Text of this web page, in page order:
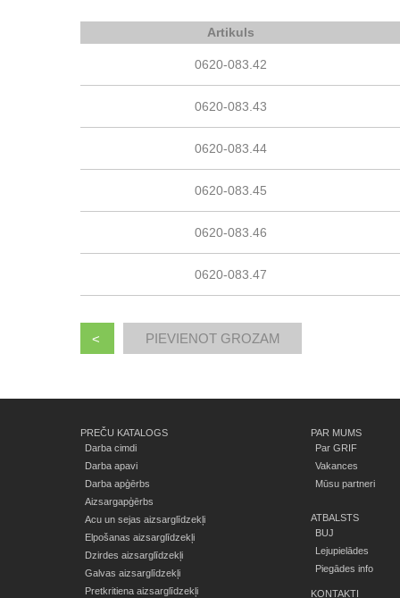
Artikuls
0620-083.42
0620-083.43
0620-083.44
0620-083.45
0620-083.46
0620-083.47
<
PREČU KATALOGS
Darba cimdi
Darba apavi
Darba apģērbs
Aizsargapģērbs
Acu un sejas aizsarglīdzekļi
Elpošanas aizsarglīdzekļi
Dzirdes aizsarglīdzekļi
Galvas aizsarglīdzekļi
Pretkritiena aizsarglīdzekļi
PAR MUMS
Par GRIF
Vakances
Mūsu partneri
ATBALSTS
BUJ
Lejupielādes
Piegādes info
KONTAKTI